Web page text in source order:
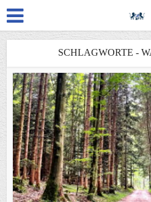
SCHLAGWORTE -